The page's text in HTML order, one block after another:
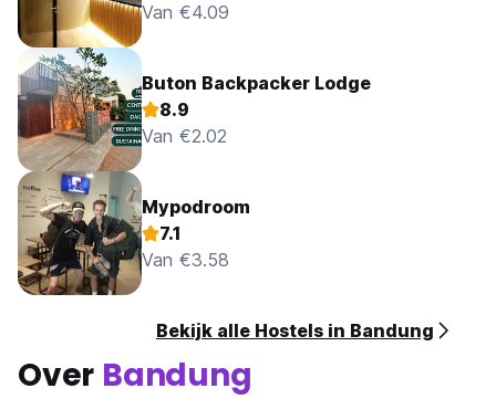
Van €4.09
Buton Backpacker Lodge
8.9
Van €2.02
Mypodroom
7.1
Van €3.58
Bekijk alle Hostels in Bandung
Over Bandung